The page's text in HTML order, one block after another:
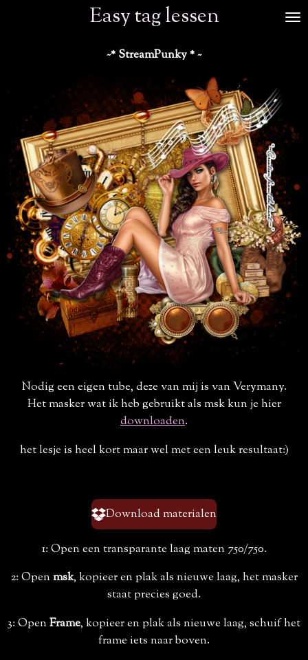
hoofdinhoud
Easy tag lessen
~* StreamPunky * ~
Nodig een eigen tube, deze van mij is van Verymany.
Het masker wat ik heb gebruikt als msk kun je hier
downloaden.
het lesje is heel kort maar wel met een leuk resultaat:)
Download materialen
1: Open een transparante laag maten 750/750.
2: Openmsk, kopieer en plak als nieuwe laag, het masker
staat precies goed.
3: OpenFrame, kopieer en plak als nieuwe laag, schuif het
frame iets naar boven.